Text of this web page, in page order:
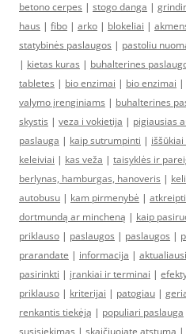
betono cerpes | stogo danga |
haus | fibo | arko | blokeliai |
statybinės paslaugos | pastoliu
| kietas kuras | buhalterines
tabletes | bio enzimai | bio enzimai |
valymo įrenginiams | buhalterines
skystis | veza i vokietija | pigiausias
paslauga | kaip sutrumpinti |
keleiviai | kas veža | taisyklės ir
berlynas, hamburgas, hanoveris |
autobusu | kam pirmenybė |
dortmundą ar mincheną | kaip
priklauso | paslaugos | paslaugos |
prarandate | informacija |
pasirinkti | įrankiai ir terminai |
priklauso | kriterijai | patogiau |
renkantis tiekėją | populiari paslauga
susisiekimas | skaičiuojate atstumą |